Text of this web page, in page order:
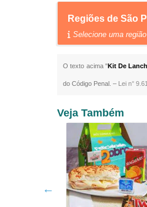
Regiões de São
Selecione uma
O texto acima "Kit De
do Código Penal. – Lei n°
Veja Também